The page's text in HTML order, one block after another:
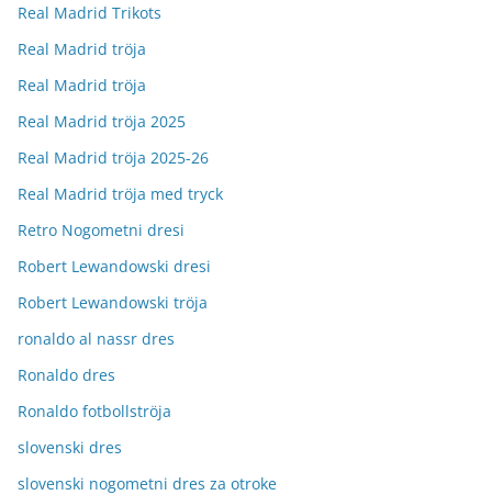
Real Madrid Trikots
Real Madrid tröja
Real Madrid tröja
Real Madrid tröja 2025
Real Madrid tröja 2025-26
Real Madrid tröja med tryck
Retro Nogometni dresi
Robert Lewandowski dresi
Robert Lewandowski tröja
ronaldo al nassr dres
Ronaldo dres
Ronaldo fotbollströja
slovenski dres
slovenski nogometni dres za otroke